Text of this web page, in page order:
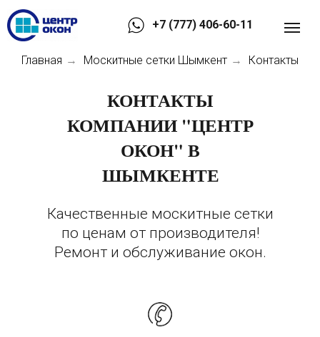
+7 (777) 406-60-11
Главная → Москитные сетки Шымкент → Контакты
КОНТАКТЫ
КОМПАНИИ "ЦЕНТР
ОКОН" В
ШЫМКЕНТЕ
Качественные москитные сетки
по ценам от производителя!
Ремонт и обслуживание окон.